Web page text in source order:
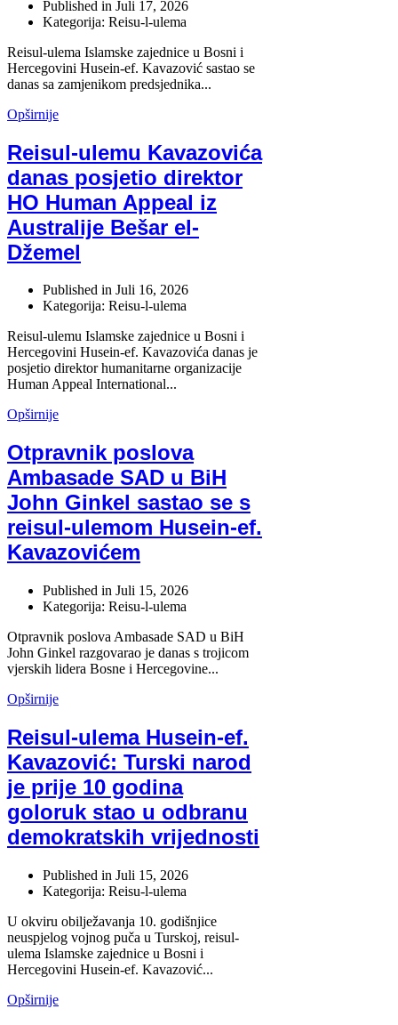
Published in Juli 17, 2026
Kategorija: Reisu-l-ulema
Reisul-ulema Islamske zajednice u Bosni i
Hercegovini Husein-ef. Kavazović sastao se
danas sa zamjenikom predsjednika...
Opširnije
Reisul-ulemu Kavazovića
danas posjetio direktor
HO Human Appeal iz
Australije Bešar el-
Džemel
Published in Juli 16, 2026
Kategorija: Reisu-l-ulema
Reisul-ulemu Islamske zajednice u Bosni i
Hercegovini Husein-ef. Kavazovića danas je
posjetio direktor humanitarne organizacije
Human Appeal International...
Opširnije
Otpravnik poslova
Ambasade SAD u BiH
John Ginkel sastao se s
reisul-ulemom Husein-ef.
Kavazovićem
Published in Juli 15, 2026
Kategorija: Reisu-l-ulema
Otpravnik poslova Ambasade SAD u BiH
John Ginkel razgovarao je danas s trojicom
vjerskih lidera Bosne i Hercegovine...
Opširnije
Reisul-ulema Husein-ef.
Kavazović: Turski narod
je prije 10 godina
goloruk stao u odbranu
demokratskih vrijednosti
Published in Juli 15, 2026
Kategorija: Reisu-l-ulema
U okviru obilježavanja 10. godišnjice
neuspjelog vojnog puča u Turskoj, reisul-
ulema Islamske zajednice u Bosni i
Hercegovini Husein-ef. Kavazović...
Opširnije